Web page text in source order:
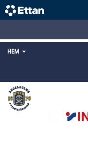
HEM
STARTSIDA
NYHETER